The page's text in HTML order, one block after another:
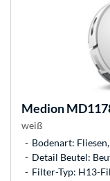
Medion
weiß
Bodenart:
Detail Beutel:
Filter-Typ: H13-